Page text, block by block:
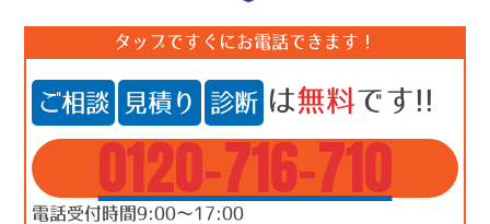
タップですぐにお電話できます！
ご相談 見積り 診断 は無料です!!
0120-716-710
電話受付時間9:00～17:00